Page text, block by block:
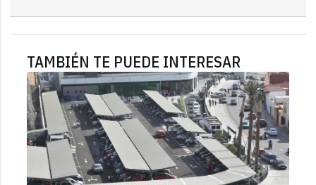
TAMBIÉN TE PUEDE INTERESAR